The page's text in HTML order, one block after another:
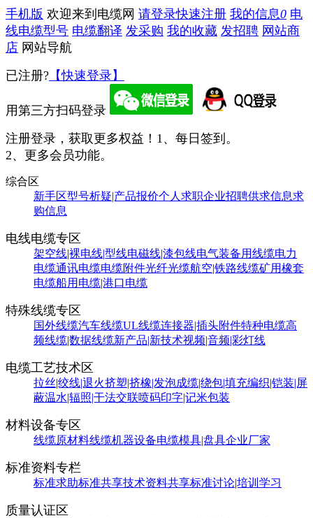
手机版 欢迎来到电缆网 请登录快速注册 我的信息0 电
线电缆型号 电缆翻译 发采购 我的收藏 发招聘 网站商
店 网站导航
已注册? 【快速登录】
用第三方扫码登录
注册登录，获取更多权益！ 1、每日签到。
2、更多会员功能。
综合区
新手区型号析疑|产品报价个人求职企业招聘供求信息求
购信息
电线电缆专区
架空线|裸电线|型线电磁线|漆包线电气装备用线缆电力
电缆通讯电缆电缆附件光纤光缆航空|铁路线缆矿用橡套
电缆船用电缆|港口电缆
特殊线缆专区
国外线缆汽车线缆UL线缆连接器|插头附件特种电缆高
频线缆|数据线缆新产品|新技术视频|音频|彩灯线
电缆工艺技术区
拉丝|绞线|退火挤塑|挤橡|发泡成缆|绕包|填充编织|铠装|屏
蔽温水|辐照|干法交联喷码印字|记米包装
材料设备专区
线缆原材料线缆机器设备电缆模具|盘具企业厂家
标准资料专栏
标准求助标准共享技术资料共享标准讨论|培训学习
质量认证区